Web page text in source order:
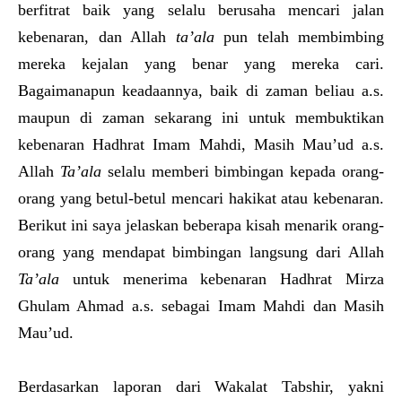
berfitrat baik yang selalu berusaha mencari jalan
kebenaran, dan Allah ta’alapun telah membimbing
mereka kejalan yang benar yang mereka cari.
Bagaimanapun keadaannya, baik di zaman beliau a.s.
maupun di zaman sekarang ini untuk membuktikan
kebenaran Hadhrat Imam Mahdi, Masih Mau’ud a.s.
Allah Ta’ala selalu memberi bimbingan kepada orang-
orang yang betul-betul mencari hakikat atau kebenaran.
Berikut ini saya jelaskan beberapa kisah menarik orang-
orang yang mendapat bimbingan langsung dari Allah
Ta’ala untuk menerima kebenaran Hadhrat Mirza
Ghulam Ahmad a.s. sebagai Imam Mahdi dan Masih
Mau’ud.
Berdasarkan laporan dari Wakalat Tabshir, yakni